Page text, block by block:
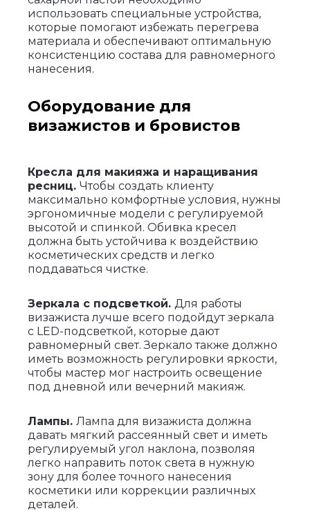
использовать специальные устройства,
которые помогают избежать перегрева
материала и обеспечивают оптимальную
консистенцию состава для равномерного
нанесения.
Оборудование для
визажистов и бровистов
Кресла для макияжа и наращивания
ресниц. Чтобы создать клиенту
максимально комфортные условия, нужны
эргономичные модели с регулируемой
высотой и спинкой. Обивка кресел
должна быть устойчива к воздействию
косметических средств и легко
поддаваться чистке.
Зеркала с подсветкой. Для работы
визажиста лучше всего подойдут зеркала
с LED-подсветкой, которые дают
равномерный свет. Зеркало также должно
иметь возможность регулировки яркости,
чтобы мастер мог настроить освещение
под дневной или вечерний макияж.
Лампы. Лампа для визажиста должна
давать мягкий рассеянный свет и иметь
регулируемый угол наклона, позволяя
легко направить поток света в нужную
зону для более точного нанесения
косметики или коррекции различных
деталей.